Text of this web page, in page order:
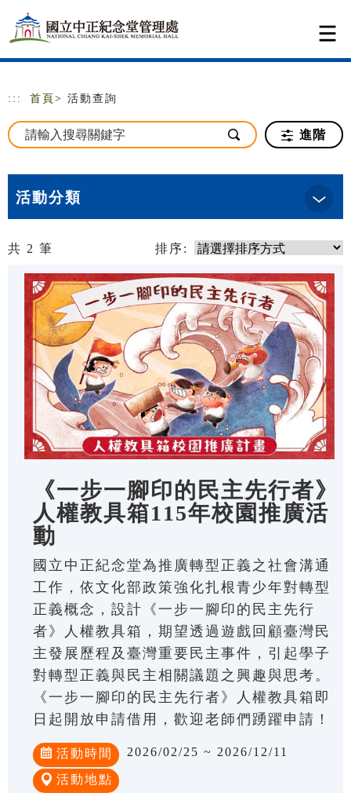
跳到主要內容
網站導覽
::: 首頁 > 活動查詢
進階
活動分類
共 2 筆 排序:
《一步一腳印的民主先行者》
人權教具箱115年校園推廣活
動
國立中正紀念堂為推廣轉型正義之社會溝通
工作，依文化部政策強化扎根青少年對轉型
正義概念，設計《一步一腳印的民主先行
者》人權教具箱，期望透過遊戲回顧臺灣民
主發展歷程及臺灣重要民主事件，引起學子
對轉型正義與民主相關議題之興趣與思考。
《一步一腳印的民主先行者》人權教具箱即
日起開放申請借用，歡迎老師們踴躍申請！
活動時間 2026/02/25 ~ 2026/12/11
活動地點